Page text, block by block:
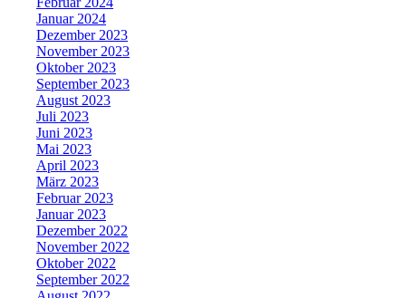
Januar 2024
Dezember 2023
November 2023
Oktober 2023
September 2023
August 2023
Juli 2023
Juni 2023
Mai 2023
April 2023
März 2023
Februar 2023
Januar 2023
Dezember 2022
November 2022
Oktober 2022
September 2022